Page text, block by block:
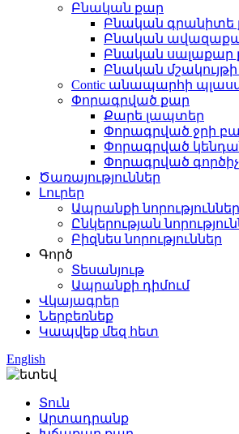
Բնական քար
Բնական գրանիտե
Բնական
Բնական սալաքար
Բնական
Contic անապարհի
Փորագրված քար
Քարե լապտեր
Փորագրված ջրի
Փորագրված
Փորագրված գործիչ
Ծառայություններ
Լուրեր
Ապրանքի նորություններ
Ընկերության
Բիզնես նորություններ
Գործ
Տեսանյութ
Ապրանքի դիմում
Վկայագրեր
Ներբեռնեք
Կապվեք մեզ հետ
English
Տուն
Արտադրանք